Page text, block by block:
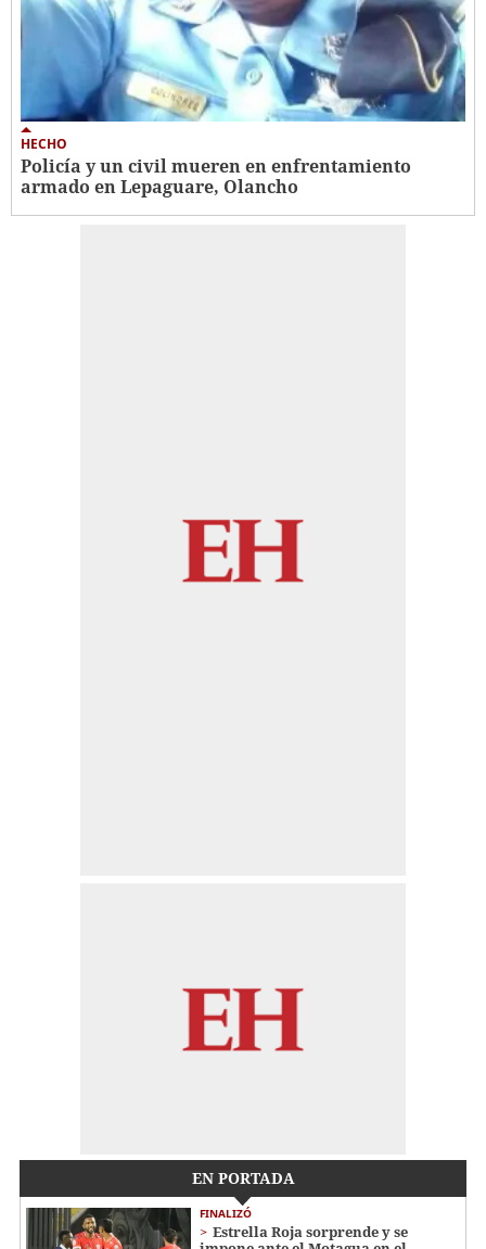
HECHO
Policía y un civil mueren en enfrentamiento
armado en Lepaguare, Olancho
EN PORTADA
FINALIZÓ
Estrella Roja sorprende y se